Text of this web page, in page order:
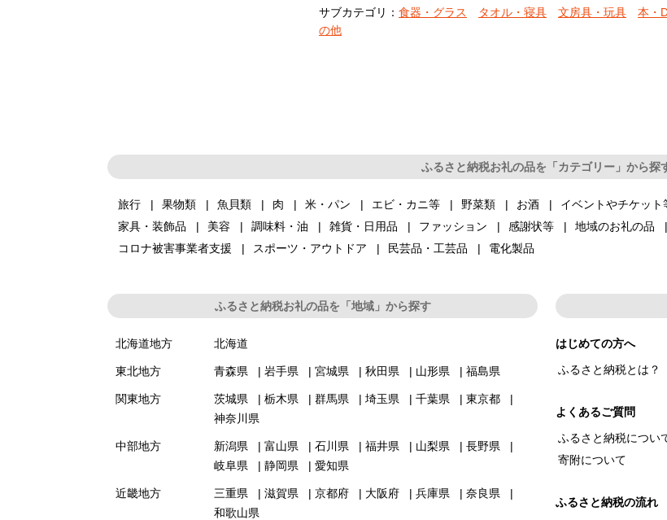
サブカテゴリ： 食器・グラス タオル・寝具 文房具・玩具 本・
の他
ふるさと納税お礼の品を「カテゴリー」から探
旅行 果物類 魚貝類 肉 米・パン エビ・カニ等 野菜類 お酒 イベントやチケット
家具・装飾品
美容 調味料・油 雑貨・日用品 ファッション 感謝状等 地域のお礼の品
コロナ被害事業者支援
スポーツ・アウトドア 民芸品・工芸品 電化製品
ふるさと納税お礼の品を「地域」から探す
北海道地方 北海道
東北地方 青森県 岩手県 宮城県 秋田県 山形県 福島県
関東地方 茨城県 栃木県 群馬県 埼玉県 千葉県
東京都
神奈川県
中部地方 新潟県 富山県 石川県 福井県 山梨県
長野県
岐阜県
静岡県 愛知県
近畿地方 三重県 滋賀県 京都府 大阪府 兵庫県
奈良県
和歌山県
はじめての方へ
ふるさと納税とは？
よくあるご質問
ふるさと納税につい
寄附について
ふるさと納税の流れ